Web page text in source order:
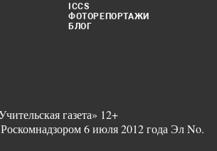
ICCS
ФОТОРЕПОРТАЖИ
БЛОГ
газета» 12+
6 июля 2012 года Эл No.